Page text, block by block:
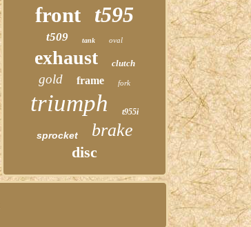
front t595
t509 tank oval
exhaust clutch
gold frame fork
triumph t955i
sprocket brake
disc